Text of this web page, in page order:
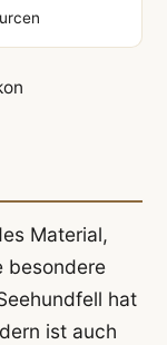
Material,
besondere
hat
ist auch